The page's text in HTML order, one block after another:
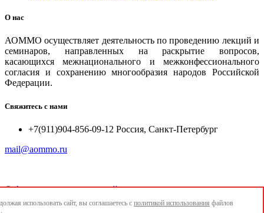
О нас
АОММО осуществляет деятельность по проведению лекций и
семинаров, направленных на раскрытие вопросов,
касающихся межнационального и межконфессионального
согласия и сохранению многообразия народов Российской
Федерации.
Свяжитесь с нами
+7(911)904-856-09-12 Россия, Санкт-Петербург
mail@aommo.ru
© Ассоциация организаций по реализации национальных
проектов и достижению национальных целей развития
использовать сайт, вы соглашаетесь с политикой использования файлов